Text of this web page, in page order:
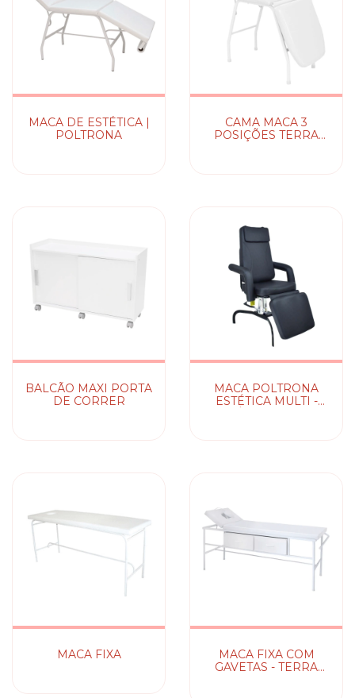
MACA DE ESTÉTICA |
POLTRONA
CAMA MACA 3
POSIÇÕES TERRA
BALCÃO MAXI PORTA
DE CORRER
MACA POLTRONA
ESTÉTICA MULTI -
MACA FIXA
MACA FIXA COM
GAVETAS - TERRA